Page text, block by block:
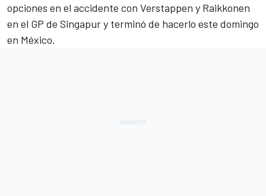
opciones en el accidente con Verstappen y Raikkonen
en el GP de Singapury terminó de hacerlo este domingo
en México.